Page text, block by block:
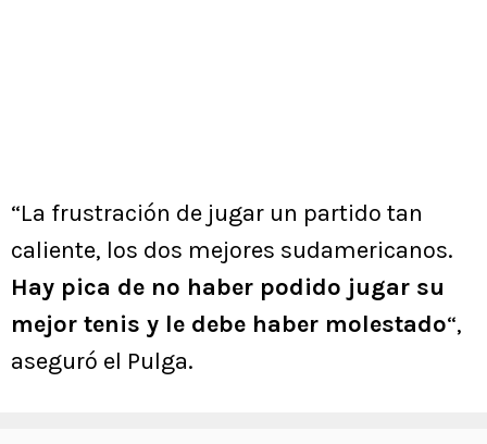
“La frustración de jugar un partido tan
caliente, los dos mejores sudamericanos.
Hay pica de no haber podido jugar su
mejor tenis y le debe haber molestado“,
aseguró el Pulga.